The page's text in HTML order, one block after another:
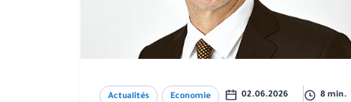
Actualités Economie 02.06.2026 8 min.